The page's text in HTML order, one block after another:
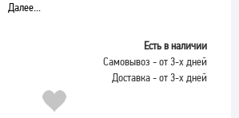
Далее...
Есть в наличии
Самовывоз - от 3-х дней
Доставка - от 3-х дней